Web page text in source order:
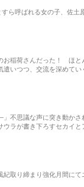
すら呼ばれる女の子、佐
お稲荷さんだった！ ほ
遣いつつ、交流を深めて
不思議な声に突き動か
ウラが書き下ろすセカイ
取り締まり強化月間に